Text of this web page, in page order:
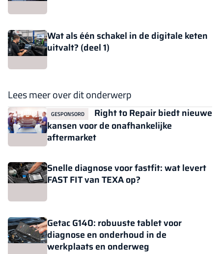
Wat als één schakel in de digitale keten
uitvalt? (deel 1)
Lees meer over dit onderwerp
GESPONSORD
Right to Repair biedt nieuwe
kansen voor de onafhankelijke
aftermarket
Snelle diagnose voor fastfit: wat levert
FAST FIT van TEXA op?
Getac G140: robuuste tablet voor
diagnose en onderhoud in de
werkplaats en onderweg